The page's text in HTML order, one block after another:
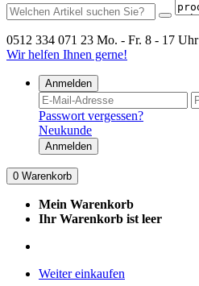
0512 334 071 23 Mo. - Fr. 8 - 17 Uhr
Wir helfen Ihnen gerne!
Anmelden
Passwort vergessen?
Neukunde
Anmelden
0 Warenkorb
Mein Warenkorb
Ihr Warenkorb ist leer
Weiter einkaufen